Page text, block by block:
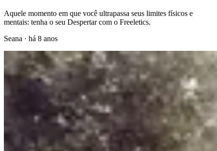
Aquele momento em que você ultrapassa seus limites físicos e
mentais: tenha o seu Despertar com o Freeletics.
Seana · há 8 anos